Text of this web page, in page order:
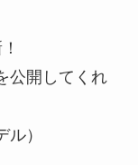
公開してくれ
）